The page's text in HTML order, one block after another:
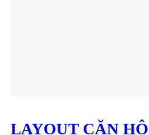
LAYOUT CĂN